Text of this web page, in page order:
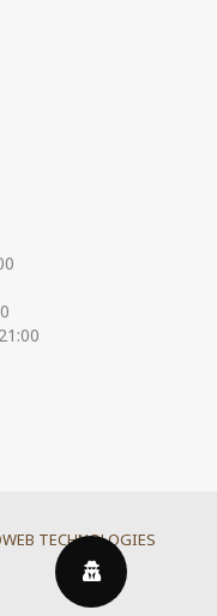
TECHNOLOGIES